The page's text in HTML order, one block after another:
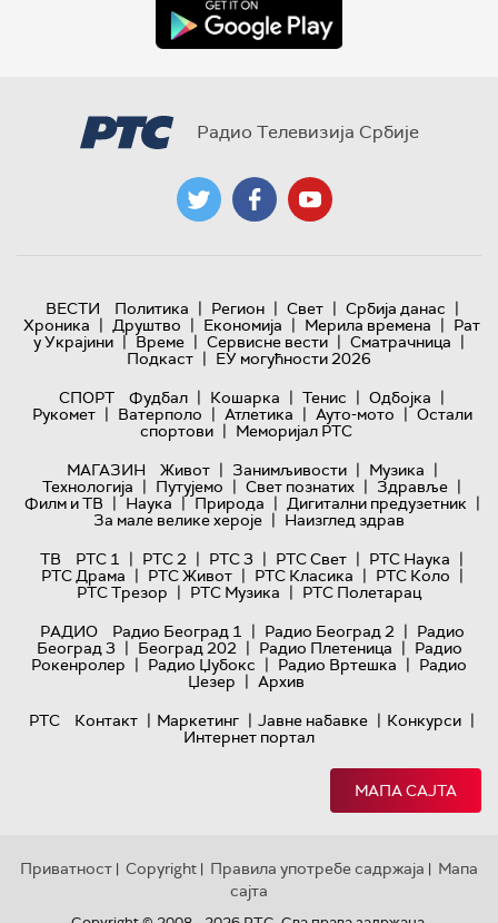
Радио Телевизија Србије
ВЕСТИ Политика | Регион | Свет | Србија данас |
Хроника | Друштво | Економија | Мерила времена | Рат
у Украјини | Време | Сервисне вести | Сматрачница |
Подкаст | ЕУ могућности 2026
СПОРТ
Фудбал | Кошарка | Тенис | Одбојка |
Рукомет | Ватерполо | Атлетика | Ауто-мото | Остали
спортови | Меморијал РТС
МАГАЗИН
Живот | Занимљивости | Музика |
Технологијa | Путујемо | Свет познатих | Здравље |
Филм и ТВ | Наука | Природа | Дигитални предузетник |
За мале велике хероје | Наизглед здрав
ТВ
РТС 1 | РТС 2 | РТС 3 | РТС Свет | РТС Наука |
РТС Драма | РТС Живот | РТС Класика | РТС Коло |
РТС Трезор | РТС Музика | РТС Полетарац
РАДИО
Радио Београд 1 | Радио Београд 2 | Радио
Београд 3 | Београд 202 | Радио Плетеница | Радио
Рокенролер | Радио Џубокс | Радио Вртешка | Радио
Џезер | Архив
РТС
Контакт | Маркетинг | Јавне набавке | Конкурси |
Интернет портал
МАПА САЈТА
Приватност | Copyright | Правила употребе садржаја | Мапа
сајта